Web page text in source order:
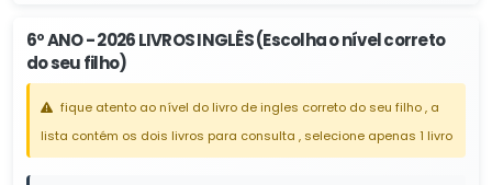
6º ANO - 2026 LIVROS INGLÊS (Escolha o nível correto
do seu filho)
fique atento ao nível do livro de ingles correto do seu filho , a
lista contém os dois livros para consulta , selecione apenas 1 livro